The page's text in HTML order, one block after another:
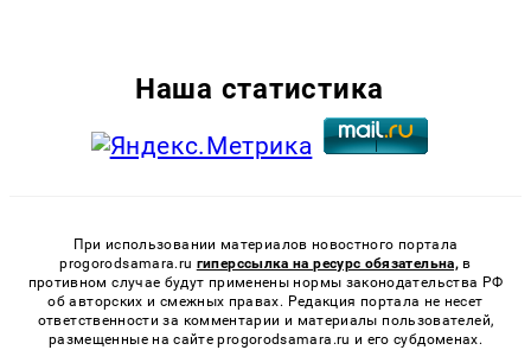
Наша статистика
При использовании материалов новостного портала
progorodsamara.ru гиперссылка на ресурс обязательна, в
противном случае будут применены нормы законодательства РФ
об авторских и смежных правах. Редакция портала не несет
ответственности за комментарии и материалы пользователей,
размещенные на сайте progorodsamara.ru и его субдоменах.